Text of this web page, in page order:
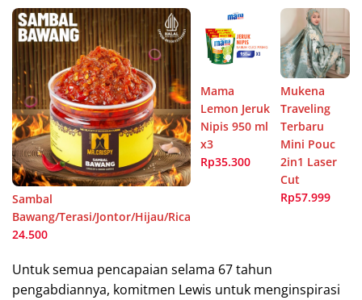
Sambal
Bawang/Terasi/Jontor/Hijau/Rica
24.500
Mama
Lemon Jeruk
Nipis 950 ml
x3
Rp35.300
Mukena
Traveling
Terbaru
Mini Pouc
2in1 Laser
Cut
Rp57.999
Untuk semua pencapaian selama 67 tahun
pengabdiannya, komitmen Lewis untuk menginspirasi